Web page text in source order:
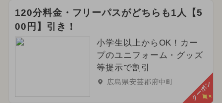
120分料金・フリーパスがどちらも1人【5
00円】引き！
小学生以上からOK！カー
プのユニフォーム・グッズ
等提示で割引
広島県安芸郡府中町 クーポン